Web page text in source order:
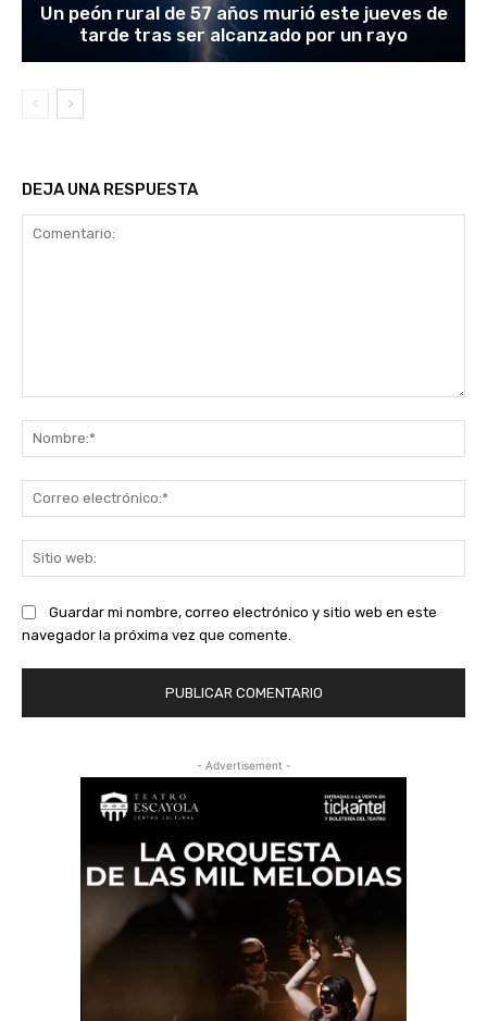
Un peón rural de 57 años murió este jueves de
tarde tras ser alcanzado por un rayo
DEJA UNA RESPUESTA
Guardar mi nombre, correo electrónico y sitio web en este
navegador la próxima vez que comente.
- Advertisement -